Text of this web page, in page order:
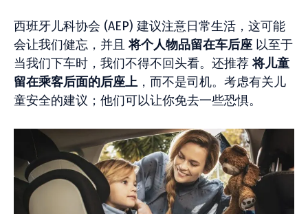
西班牙儿科协会 (AEP) 建议注意日常生活，这可能
会让我们健忘，并且 将个人物品留在车后座 以至于
当我们下车时，我们不得不回头看。还推荐将儿童
留在乘客后面的后座上 ，而不是司机。考虑有关儿
童安全的建议；他们可以让你免去一些恐惧。